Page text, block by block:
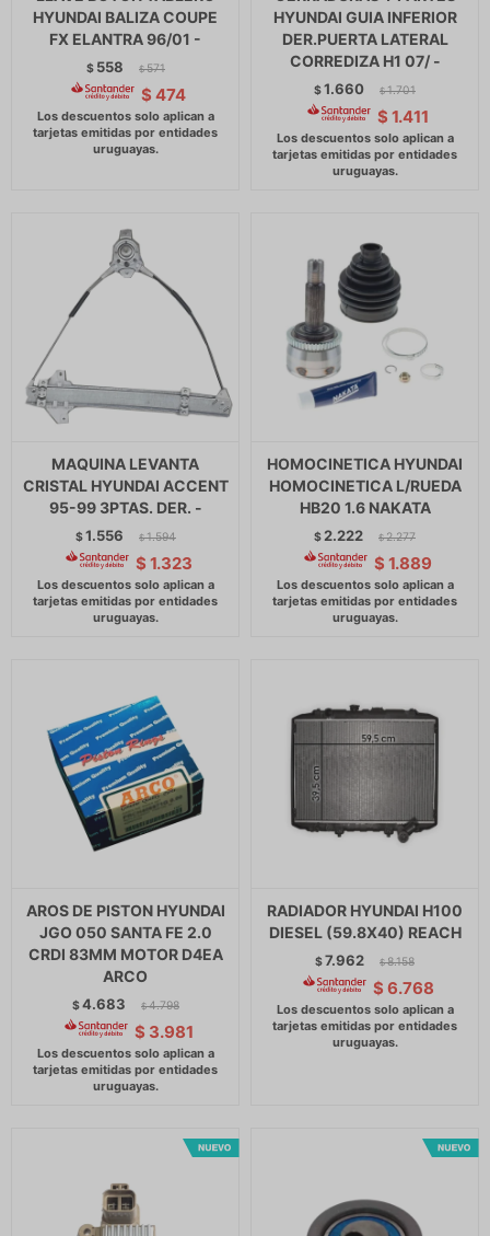
HYUNDAI BALIZA COUPE
FX ELANTRA 96/01 -
$ 558 $ 571
$ 474
HYUNDAI GUIA INFERIOR
DER.PUERTA LATERAL
CORREDIZA H1 07/ -
$1.660 $ 1.701
$ 1.411
MAQUINA LEVANTA
CRISTAL HYUNDAI ACCENT
95-99 3PTAS. DER. -
$1.556 $ 1.594
$ 1.323
HOMOCINETICA HYUNDAI
HOMOCINETICA L/RUEDA
HB20 1.6 NAKATA
$ 2.222 $ 2.277
$ 1.889
AROS DE PISTON HYUNDAI
JGO 050 SANTA FE 2.0
CRDI 83MM MOTOR D4EA
ARCO
$4.683 $ 4.798
$ 3.981
RADIADOR HYUNDAI H100
DIESEL (59.8X40) REACH
$7.962 $ 8.158
$ 6.768